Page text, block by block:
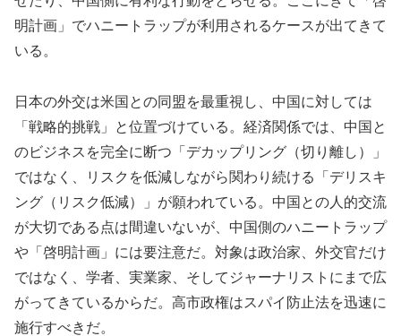
明計画」でハニートラップが利用されるケースが出てきて
いる。
日本の外交は米国との同盟を最重視し、中国に対しては
「戦略的挑戦」と位置づけている。経済関係では、中国と
のビジネスを完全に断つ「デカップリング（切り離し）」
ではなく、リスクを低減しながら関わり続ける「デリスキ
ング（リスク低減）」が願われている。中国との人的交流
が大切である点は間違いないが、中国側のハニートラップ
や「啓明計画」には要注意だ。対象は政治家、外交官だけ
ではなく、学者、実業家、そしてジャーナリストにまで広
がってきているからだ。高市政権はスパイ防止法を迅速に
施行すべきだ。